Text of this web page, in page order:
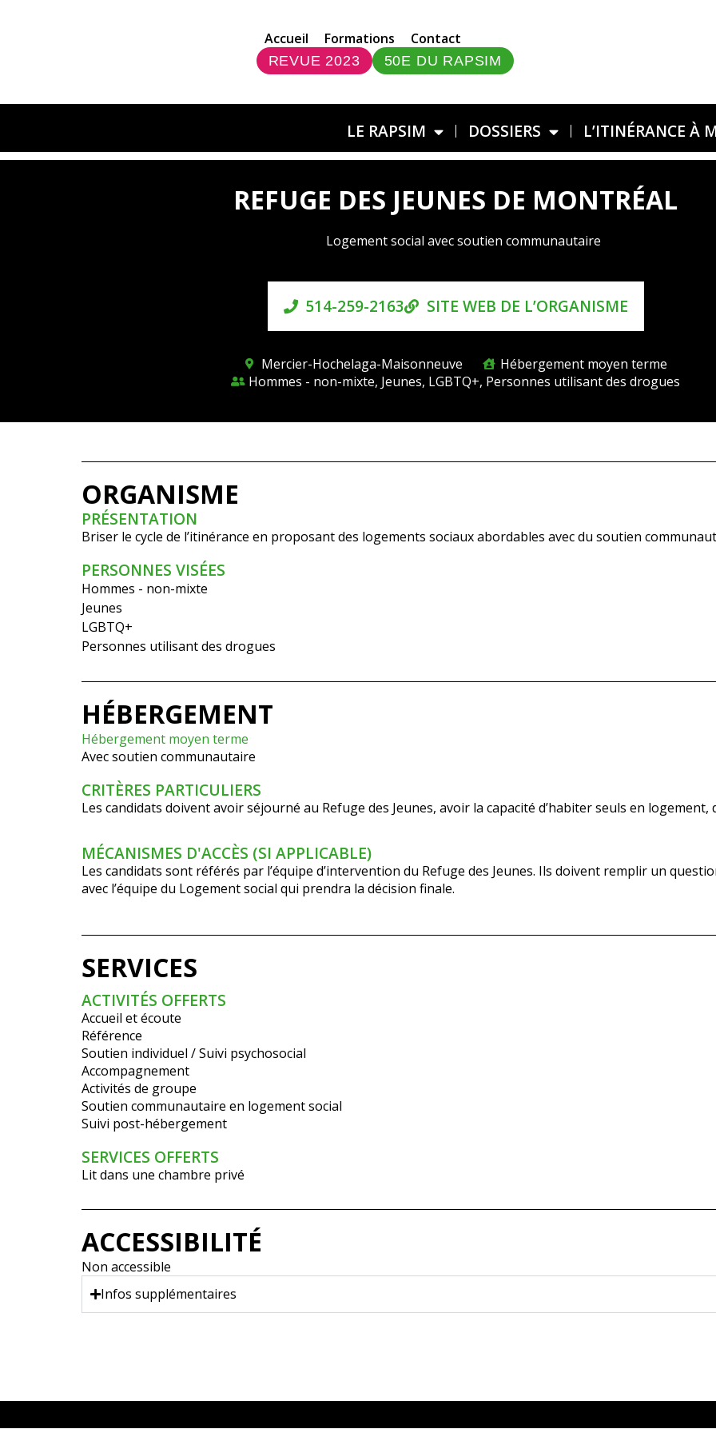
Accueil Formations Contact
REVUE 2023 50E DU RAPSIM
LE RAPSIM DOSSIERS L’ITINÉRANCE À
REFUGE DES JEUNES DE MONTRÉAL
Logement social avec soutien communautaire
514-259-2163 SITE WEB DE L’ORGANISME
Mercier-Hochelaga-Maisonneuve
Hébergement moyen terme
Hommes - non-mixte, Jeunes, LGBTQ+, Personnes utilisant des drogues
ORGANISME
PRÉSENTATION
Briser le cycle de l’itinérance en proposant des logements sociaux abordables avec du soutien
PERSONNES VISÉES
Hommes - non-mixte
Jeunes
LGBTQ+
Personnes utilisant des drogues
HÉBERGEMENT
Hébergement moyen terme
Avec soutien communautaire
CRITÈRES PARTICULIERS
Les candidats doivent avoir séjourné au Refuge des Jeunes, avoir la capacité d’habiter seuls en
MÉCANISMES D'ACCÈS (SI APPLICABLE)
Les candidats sont référés par l’équipe d’intervention du Refuge des Jeunes. Ils doivent remplir un
avec l’équipe du Logement social qui prendra la décision finale.
SERVICES
ACTIVITÉS OFFERTS
Accueil et écoute
Référence
Soutien individuel / Suivi psychosocial
Accompagnement
Activités de groupe
Soutien communautaire en logement social
Suivi post-hébergement
SERVICES OFFERTS
Lit dans une chambre privé
ACCESSIBILITÉ
Non accessible
Infos supplémentaires